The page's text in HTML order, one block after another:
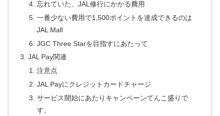
忘れていた、JAL修行にかかる費用
一番少ない費用で1,500ポイントを達成できるのは
JAL Mall
JGC Three Starを目指すにあたって
JAL Pay関連
注意点
JAL Payにクレジットカードチャージ
サービス開始にあたりキャンペーンてんこ盛りで
す。